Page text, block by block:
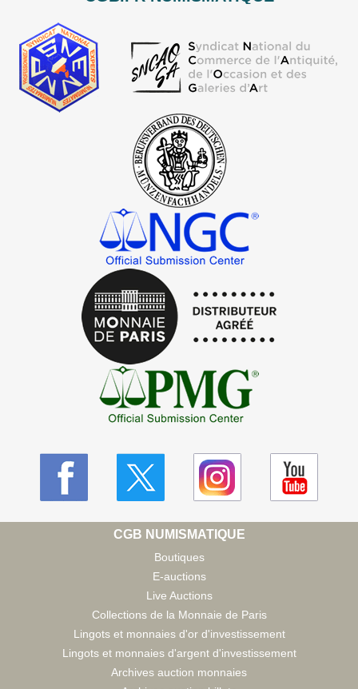
CGB NUMISMATIQUE
Boutiques
E-auctions
Live Auctions
Collections de la Monnaie de Paris
Lingots et monnaies d'or d'investissement
Lingots et monnaies d'argent d'investissement
Archives auction monnaies